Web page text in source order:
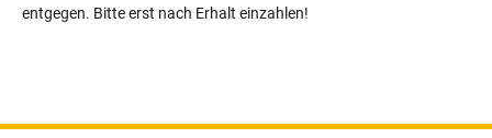
entgegen. Bitte erst nach Erhalt einzahlen!